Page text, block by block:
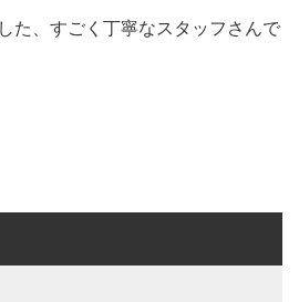
た、すごく丁寧なスタッフさんで